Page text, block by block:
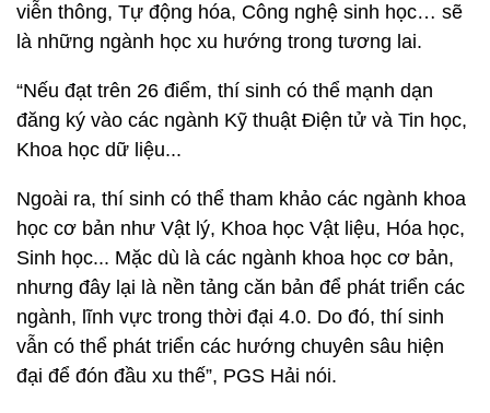
viễn thông, Tự động hóa, Công nghệ sinh học… sẽ
là những ngành học xu hướng trong tương lai.
“Nếu đạt trên 26 điểm, thí sinh có thể mạnh dạn
đăng ký vào các ngành Kỹ thuật Điện tử và Tin học,
Khoa học dữ liệu...
Ngoài ra, thí sinh có thể tham khảo các ngành khoa
học cơ bản như Vật lý, Khoa học Vật liệu, Hóa học,
Sinh học... Mặc dù là các ngành khoa học cơ bản,
nhưng đây lại là nền tảng căn bản để phát triển các
ngành, lĩnh vực trong thời đại 4.0. Do đó, thí sinh
vẫn có thể phát triển các hướng chuyên sâu hiện
đại để đón đầu xu thế”, PGS Hải nói.